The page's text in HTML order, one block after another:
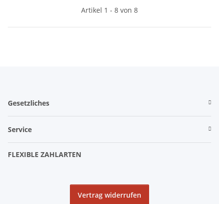
Artikel 1 - 8 von 8
Gesetzliches
Service
FLEXIBLE ZAHLARTEN
Vertrag widerrufen